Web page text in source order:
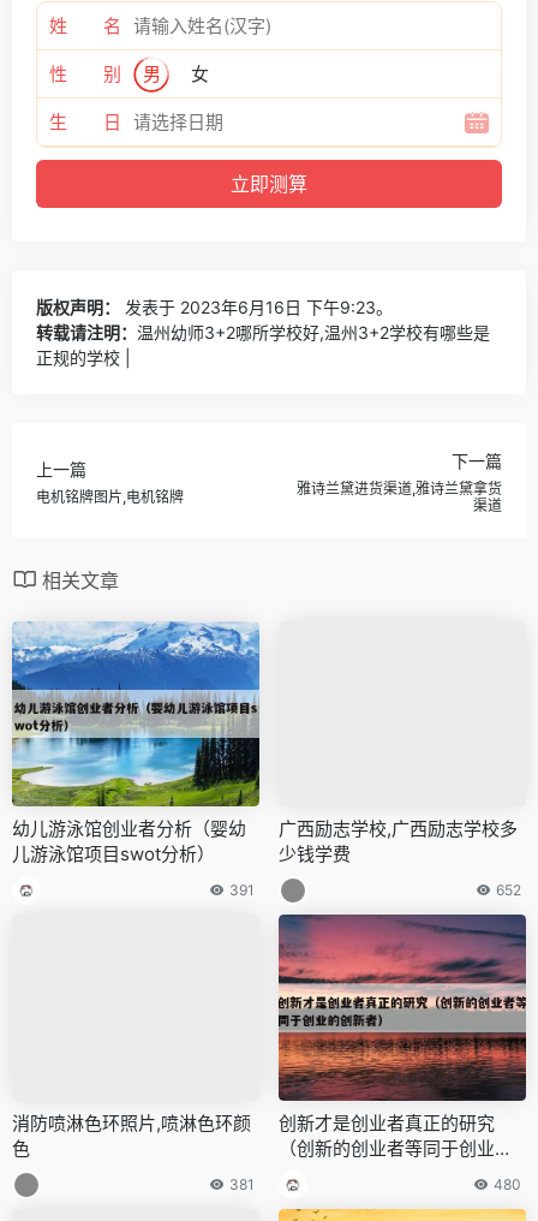
姓 名
性 别 男 女
生 日
版权声明：
发表于 2023年6月16日 下午9:23。
转载请注明： 温州幼师3+2哪所学校好,温州3+2学校有哪些是
正规的学校 |
上一篇
电机铭牌图片,电机铭牌
下一篇
雅诗兰黛进货渠道,雅诗兰黛拿货
渠道
相关文章
幼儿游泳馆创业者分析（婴幼
儿游泳馆项目swot分析）
391
广西励志学校,广西励志学校多
少钱学费
652
消防喷淋色环照片,喷淋色环颜
色
381
创新才是创业者真正的研究
（创新的创业者等同于创业的
480